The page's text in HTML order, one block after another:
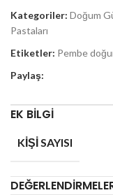
Kategoriler: Doğum
Pastaları
Etiketler: Pembe
Paylaş:
EK BILGI
KIŞI SAYISI